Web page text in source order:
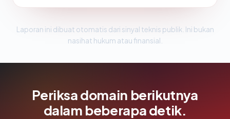
Laporan ini dibuat otomatis dari sinyal teknis publik. Ini bukan
nasihat hukum atau finansial.
Periksa domain berikutnya
dalam beberapa detik.